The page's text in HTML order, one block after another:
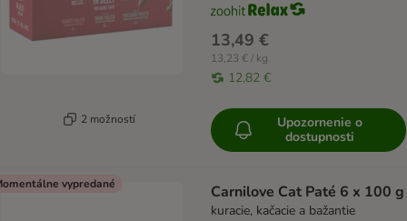
2 možností
13,49 €
13,23 € / kg
12,82 €
Upozornenie o
dostupnosti
vypredané Carnilove Cat Paté 6 x 100 g
kuracie, kačacie a bažantie